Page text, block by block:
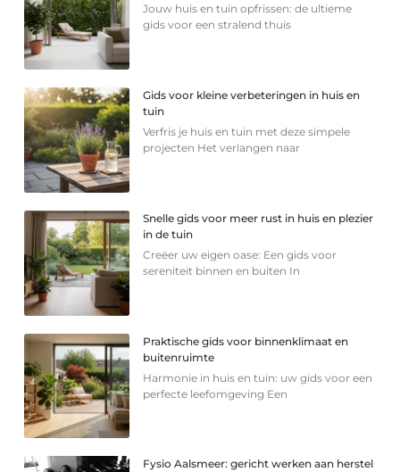
Jouw huis en tuin opfrissen: de ultieme
gids voor een stralend thuis
Gids voor kleine verbeteringen in huis en
tuin
Verfris je huis en tuin met deze simpele
projecten Het verlangen naar
Snelle gids voor meer rust in huis en plezier
in de tuin
Creëer uw eigen oase: Een gids voor
sereniteit binnen en buiten In
Praktische gids voor binnenklimaat en
buitenruimte
Harmonie in huis en tuin: uw gids voor een
perfecte leefomgeving Een
Fysio Aalsmeer: gericht werken aan herstel